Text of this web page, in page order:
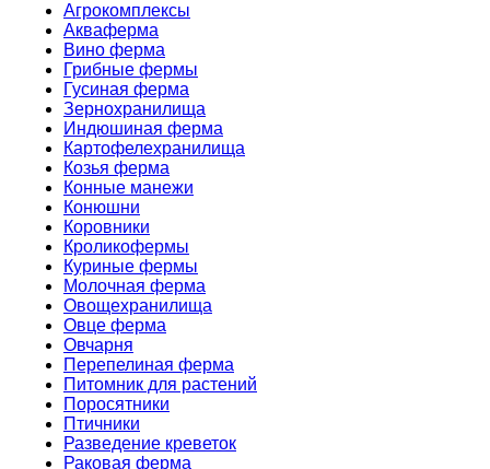
Агрокомплексы
Акваферма
Вино ферма
Грибные фермы
Гусиная ферма
Зернохранилища
Индюшиная ферма
Картофелехранилища
Козья ферма
Конные манежи
Конюшни
Коровники
Кроликофермы
Куриные фермы
Молочная ферма
Овощехранилища
Овце ферма
Овчарня
Перепелиная ферма
Питомник для растений
Поросятники
Птичники
Разведение креветок
Раковая ферма